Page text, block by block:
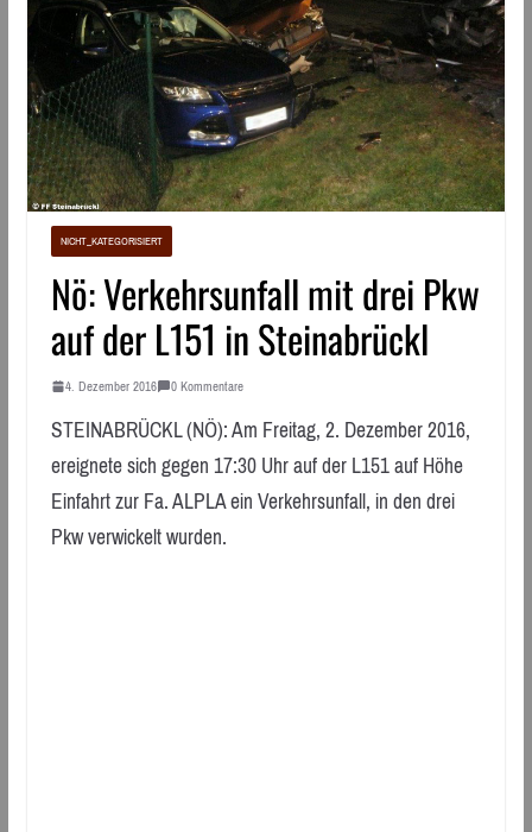
NICHT_KATEGORISIERT
Nö: Verkehrsunfall mit drei Pkw
auf der L151 in Steinabrückl
4. Dezember 2016 0 Kommentare
STEINABRÜCKL (NÖ): Am Freitag, 2. Dezember 2016,
ereignete sich gegen 17:30 Uhr auf der L151 auf Höhe
Einfahrt zur Fa. ALPLA ein Verkehrsunfall, in den drei
Pkw verwickelt wurden.